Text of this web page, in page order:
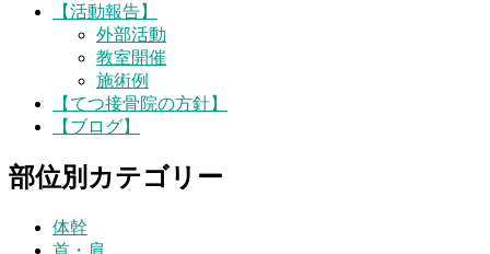
【活動報告】
外部活動
教室開催
施術例
【てつ接骨院の方針】
【ブログ】
部位別カテゴリー
体幹